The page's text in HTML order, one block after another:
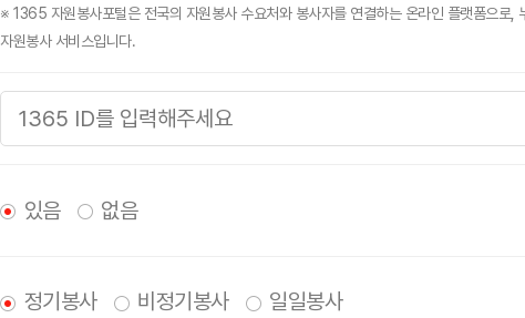
※ 1365 자원봉사포털은 전국의 자원봉사 수요처와 봉사자를 연결하는 온라인 플랫폼으로
자원봉사 서비스입니다.
있음 없음
정기봉사 비정기봉사 일일봉사